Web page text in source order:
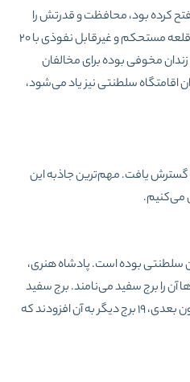
فتح کرده بود، محافظت و قدرتش را
تثبیت کند. این قلعه در ابتدا بنای چوبی موقتی بود که بعدها برج سفید را جایگزین آن کردند و این بنا در طول زمان به قلعه مستحکم و غیرقابل نفوذی با 20
مخوفی بوده برای مخالفان
اقامتگاه سلطنتی نیز یاد می‌شود،
به قلعه‌ای که امروزه وجود دارد، گسترش یافت. مهم‌ترین جاذبه این
می‌کنیم.
برای سکونت خاندان سلطنتی بوده است. پادشاه هنری،
آن را برج سفید می‌نامند. برج سفید
قدیمی‌ترین بخش قلعه است که با 27.4 متر ارتفاع، مدت‌ها بلندترین بنای لندن هم بوده ‌است. با گسترش قلعه در قرون بعدی، 19 برج دیگر به آن افزودند که